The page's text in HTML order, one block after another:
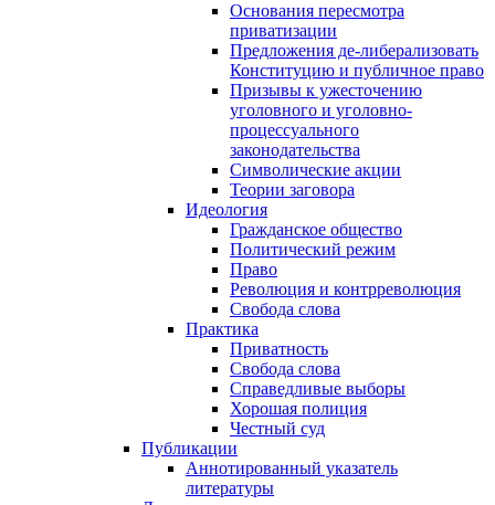
Основания пересмотра
приватизации
Предложения де-либерализовать
Конституцию и публичное право
Призывы к ужесточению
уголовного и уголовно-
процессуального
законодательства
Символические акции
Теории заговора
Идеология
Гражданское общество
Политический режим
Право
Революция и контрреволюция
Свобода слова
Практика
Приватность
Свобода слова
Справедливые выборы
Хорошая полиция
Честный суд
Публикации
Аннотированный указатель
литературы